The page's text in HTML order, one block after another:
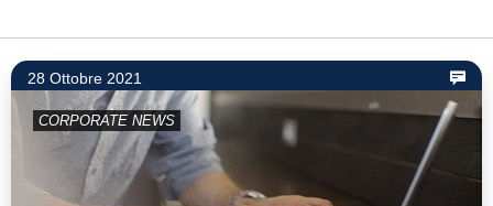
28 Ottobre 2021
CORPORATE NEWS